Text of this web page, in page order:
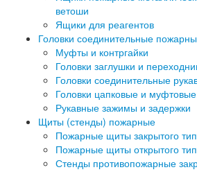
ветоши
Ящики для реагентов
Головки соединительные
Муфты и контргайки
Головки заглушки и
Головки соединительные
Головки цапковые и
Рукавные зажимы и задержки
Щиты (стенды) пожарные
Пожарные щиты закрытого
Пожарные щиты открытого
Стенды противопожарные